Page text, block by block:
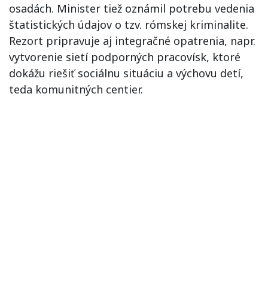
osadách. Minister tiež oznámil potrebu vedenia
štatistických údajov o tzv. rómskej kriminalite.
Rezort pripravuje aj integračné opatrenia, napr.
vytvorenie sietí podporných pracovísk, ktoré
dokážu riešiť sociálnu situáciu a výchovu detí,
teda komunitných centier.